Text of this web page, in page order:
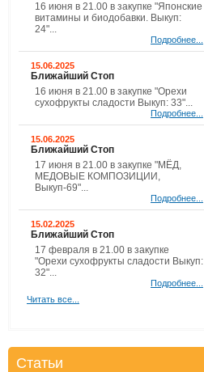
16 июня в 21.00 в закупке "Японские
витамины и биодобавки. Выкуп:
24"...
Подробнее...
15.06.2025
Ближайший Стоп
16 июня в 21.00 в закупке "Орехи
сухофрукты сладости Выкуп: 33"...
Подробнее...
15.06.2025
Ближайший Стоп
17 июня в 21.00 в закупке "МЁД,
МЕДОВЫЕ КОМПОЗИЦИИ,
Выкуп-69"...
Подробнее...
15.02.2025
Ближайший Стоп
17 февраля в 21.00 в закупке
"Орехи сухофрукты сладости Выкуп:
32"...
Подробнее...
Читать все...
Статьи